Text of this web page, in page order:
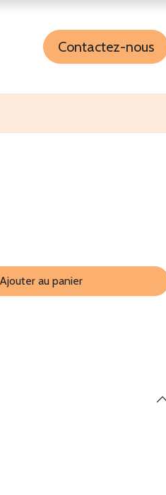
Contactez-nous
Ajouter au panier